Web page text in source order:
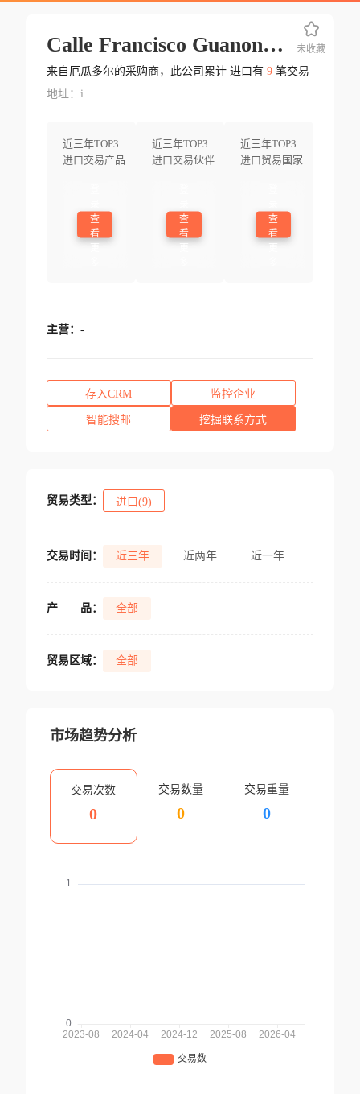
Calle Francisco Guanona No Oe2 213 Hernando Chica B Rumiñahu
来自厄瓜多尔的采购商，此公司累计 进口有 9笔交易
地址：i
近三年TOP3
进口交易产品
查
看
近三年TOP3
进口交易伙伴
查
看
近三年TOP3
进口贸易国家
查
看
未收藏
主营： -
存入CRM 监控企业
智能搜邮 挖掘联系方式
贸易类型： 进口(9)
交易时间： 近三年 近两年 近一年
产 品： 全部
贸易区域： 全部
市场趋势分析
交易次数
0
交易数量
0
交易重量
0